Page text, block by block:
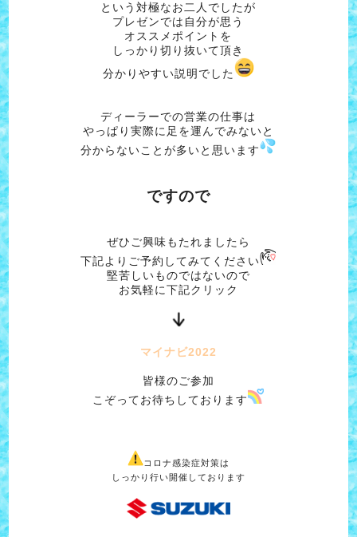
という対極なお二人でしたが
プレゼンでは自分が思う
オススメポイントを
しっかり切り抜いて頂き
分かりやすい説明でした
ディーラーでの営業の仕事は
やっぱり実際に足を運んでみないと
分からないことが多いと思います
ですので
ぜひご興味もたれましたら
下記よりご予約してみてください
堅苦しいものではないので
お気軽に下記クリック
マイナビ2022
皆様のご参加
こぞってお待ちしております
コロナ感染症対策は
しっかり行い開催しております